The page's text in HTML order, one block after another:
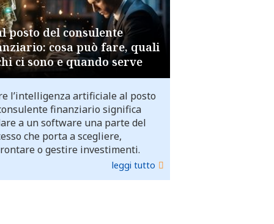
posto del consulente
cosa può fare, quali
ci sono e quando serve
l’intelligenza artificiale al posto
finanziario significa
a un software una parte del
che porta a scegliere,
o gestire investimenti.
leggi tutto